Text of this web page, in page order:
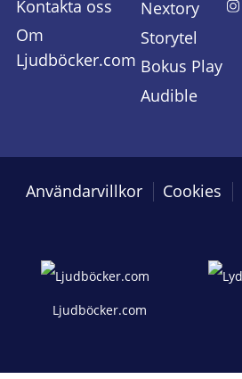
Kontakta oss
Om
Ljudböcker.com
Nextory
Storytel
Bokus Play
Audible
Användarvillkor Cookies
Ljudböcker.com